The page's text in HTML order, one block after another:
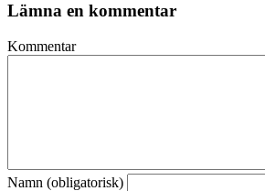
Lämna en kommentar
Kommentar
Namn (obligatorisk)